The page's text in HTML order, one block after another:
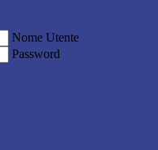
Nome Utente
Password